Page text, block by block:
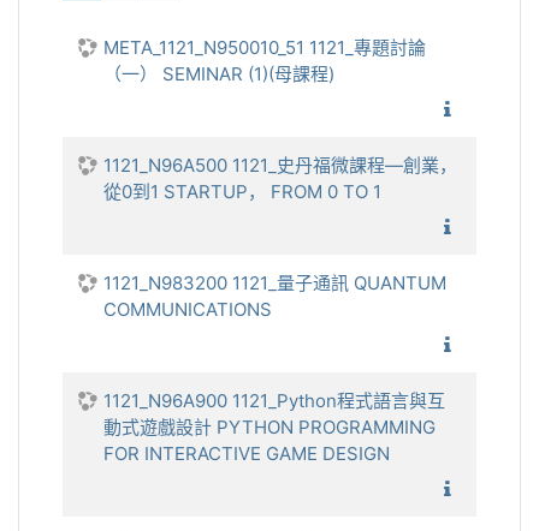
META_1121_N950010_51 1121_專題討論
（一） SEMINAR (1)(母課程)
1121_N96A500 1121_史丹福微課程—創業，
從0到1 STARTUP， FROM 0 TO 1
1121_N983200 1121_量子通訊 QUANTUM
COMMUNICATIONS
1121_N96A900 1121_Python程式語言與互
動式遊戲設計 PYTHON PROGRAMMING
FOR INTERACTIVE GAME DESIGN